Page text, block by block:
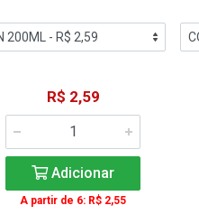
R$ 2,59
Adicionar
A partir de 6: R$ 2,55